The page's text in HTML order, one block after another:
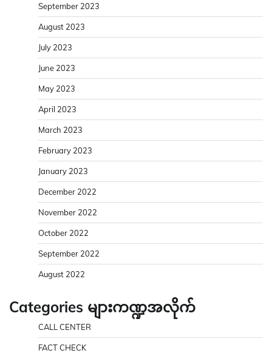
September 2023
August 2023
July 2023
June 2023
May 2023
April 2023
March 2023
February 2023
January 2023
December 2022
November 2022
October 2022
September 2022
August 2022
Categories များကဏ္ဍအလိုက်
CALL CENTER
FACT CHECK